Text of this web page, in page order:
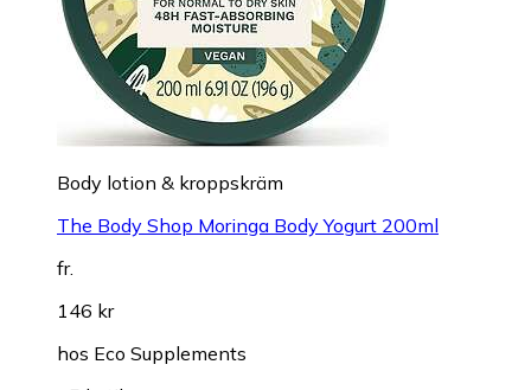
Body lotion & kroppskräm
The Body Shop Moringa Body Yogurt 200ml
fr.
146 kr
hos Eco Supplements